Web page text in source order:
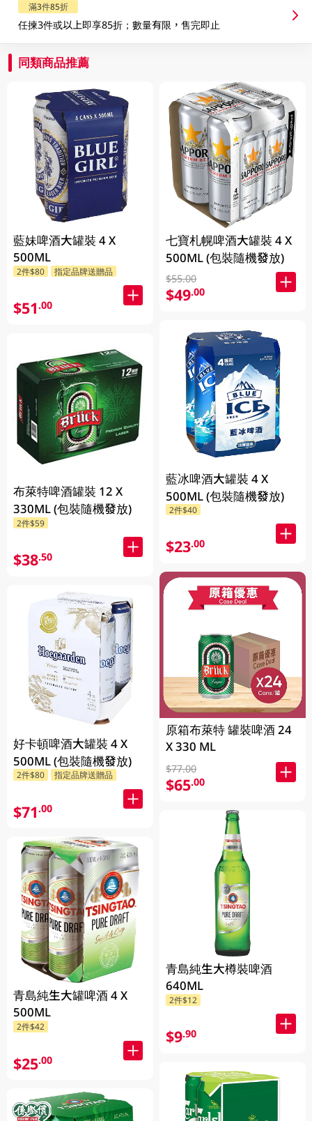
滿3件85折
任揀3件或以上即享85折；數量有限，售完即止
同類商品推薦
藍妹啤酒大罐裝 4 X
500ML
2件$80 指定品牌送贈品
$51.00
布萊特啤酒罐裝 12 X
330ML (包裝隨機發放)
2件$59
$38.50
好卡頓啤酒大罐裝 4 X
500ML (包裝隨機發放)
2件$80 指定品牌送贈品
$71.00
青島純生大罐啤酒 4 X
500ML
2件$42
$25.00
七寶札幌啤酒大罐裝 4 X
500ML (包裝隨機發放)
$55.00
$49.00
藍冰啤酒大罐裝 4 X
500ML (包裝隨機發放)
2件$40
$23.00
原箱布萊特 罐裝啤酒 24
X 330 ML
$77.00
$65.00
青島純生大樽裝啤酒
640ML
2件$12
$9.90